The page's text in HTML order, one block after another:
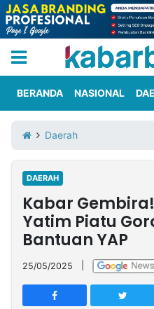
Iklan
Berita
Kami
Nasional
International
Olahraga
Entertainment
Daerah
Pariwisata
Kuliner
Kolom
Network
PT
TREETAN
BERANDA NASIONAL
Daerah
DAERAH
Kabar
Yatim Piatu
Bantuan YAP
25/05/2025